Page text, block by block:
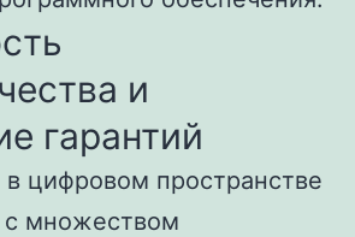
и
гарантий
в цифровом пространстве
с множеством